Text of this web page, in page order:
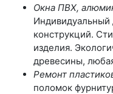
Окна ПВХ,
Индивидуальный
конструкций.
изделия.
древесины,
Ремонт
поломок